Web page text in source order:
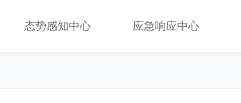
态势感知中心 应急响应中心